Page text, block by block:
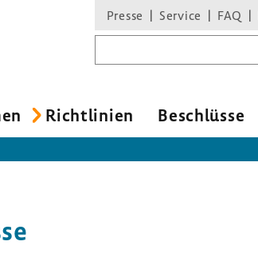
Presse Service FAQ
Richt­li­nien Beschlüsse